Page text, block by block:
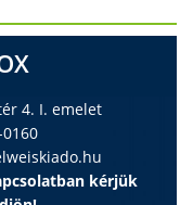
zavar
4. I. emelet
kérjük